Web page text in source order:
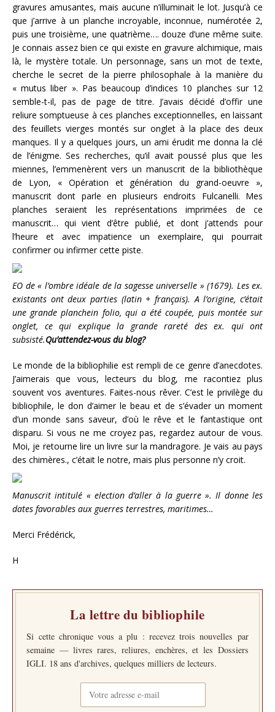
gravures amusantes, mais aucune n’illuminait le lot. Jusqu’à ce
que j’arrive à un planche incroyable, inconnue, numérotée 2,
puis une troisième, une quatrième…. douze d’une même suite.
Je connais assez bien ce qui existe en gravure alchimique, mais
là, le mystère totale. Un personnage, sans un mot de texte,
cherche le secret de la pierre philosophale à la manière du
« mutus liber ». Pas beaucoup d’indices 10 planches sur 12
semble-t-il, pas de page de titre. J’avais décidé d’offir une
reliure somptueuse à ces planches exceptionnelles, en laissant
des feuillets vierges montés sur onglet à la place des deux
manques. Il y a quelques jours, un ami érudit me donna la clé
de l’énigme. Ses recherches, qu’il avait poussé plus que les
miennes, l’emmenèrent vers un manuscrit de la bibliothèque
de Lyon, « Opération et génération du grand-oeuvre »,
manuscrit dont parle en plusieurs endroits Fulcanelli. Mes
planches seraient les représentations imprimées de ce
manuscrit… qui vient d’être publié, et dont j’attends pour
l’heure et avec impatience un exemplaire, qui pourrait
confirmer ou infirmer cette piste.
EO de « l’ombre idéale de la sagesse universelle » (1679). Les ex.
existants ont deux parties (latin + français). A l’origine, c’était
une grande planchein folio, qui a été coupée, puis montée sur
onglet, ce qui explique la grande rareté des ex. qui ont
subsisté.Qu’attendez-vous du blog?
Le monde de la bibliophilie est rempli de ce genre d’anecdotes.
J’aimerais que vous, lecteurs du blog, me racontiez plus
souvent vos aventures. Faites-nous rêver. C’est le privilège du
bibliophile, le don d’aimer le beau et de s’évader un moment
d’un monde sans saveur, d’où le rêve et le fantastique ont
disparu. Si vous ne me croyez pas, regardez autour de vous.
Moi, je retourne lire un livre sur la mandragore. Je vais au pays
des chimères., c’était le notre, mais plus personne n’y croit.
Manuscrit intitulé « election d’aller à la guerre ». Il donne les
dates favorables aux guerres terrestres, maritimes…
Merci Frédérick,
H
La lettre du bibliophile
Si cette chronique vous a plu : recevez trois nouvelles par
semaine — livres rares, reliures, enchères, et les Dossiers
IGLI. 18 ans d'archives, quelques milliers de lecteurs.